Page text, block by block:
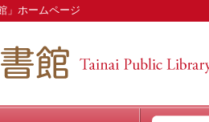
」ホームページ